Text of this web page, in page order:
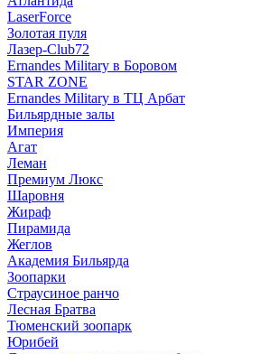
LaserForce
Золотая пуля
Лазер-Club72
Ernandes Military в Боровом
STAR ZONE
Ernandes Military в ТЦ Арбат
Бильярдные залы
Империя
Агат
Леман
Премиум Люкс
Шаровня
Жираф
Пирамида
Жеглов
Академия Бильярда
Зоопарки
Страусиное ранчо
Лесная Братва
Тюменский зоопарк
Юрибей